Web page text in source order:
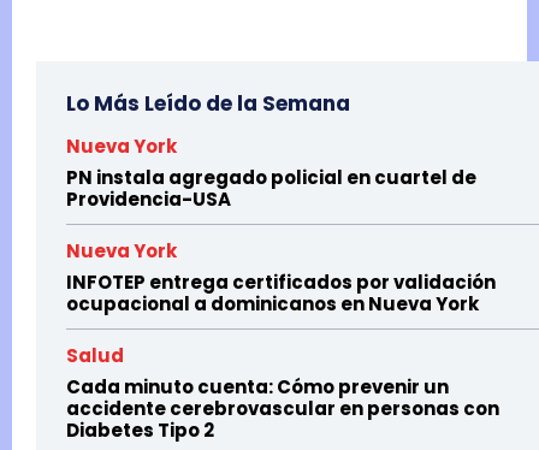
Lo Más Leído de la Semana
Nueva York
PN instala agregado policial en cuartel de
Providencia-USA
Nueva York
INFOTEP entrega certificados por validación
ocupacional a dominicanos en Nueva York
Salud
Cada minuto cuenta: Cómo prevenir un
accidente cerebrovascular en personas con
Diabetes Tipo 2